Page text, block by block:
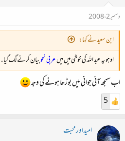
دسمبر 2، 2008
ابن سعید نے کہا:
اوہو یہ عبد اللہ کی خوشی میں میںعربی نحوبیان کرنے لگ گیا۔
اب سمجھ آئی جوانی میں بوڑھا ہونے کی وجہ
5
امیداورمحبت